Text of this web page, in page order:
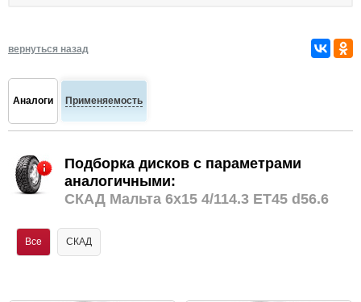
вернуться назад
Аналоги Применяемость
Подборка дисков с параметрами
аналогичными:
СКАД Мальта 6x15 4/114.3 ET45 d56.6
Все СКАД